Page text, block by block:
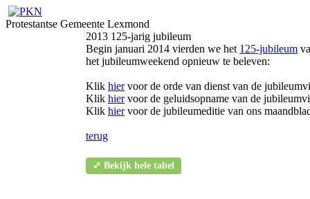
Protestantse Gemeente Lexmond
2013 125-jarig jubileum
Begin januari 2014 vierden we het 125-jubileum
het jubileumweekend opnieuw te beleven:
Klik hiervoor de orde van dienst van de
Klik hiervoor de geluidsopname van de
Klik hiervoor de jubileumeditie van ons
terug
⤢ Bekijk hele tabel